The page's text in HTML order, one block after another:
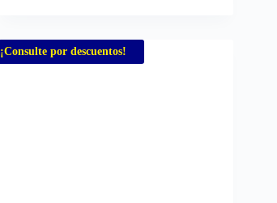
¡Consulte por descuentos!